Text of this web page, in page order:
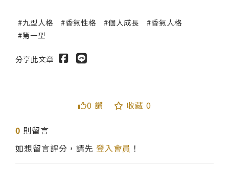
九型人格 香氣性格 個人成長
香氣人格
第一型
分享此文章
0 讚 收藏 0
0 則留言
如想留言評分，請先 登入會員 ！